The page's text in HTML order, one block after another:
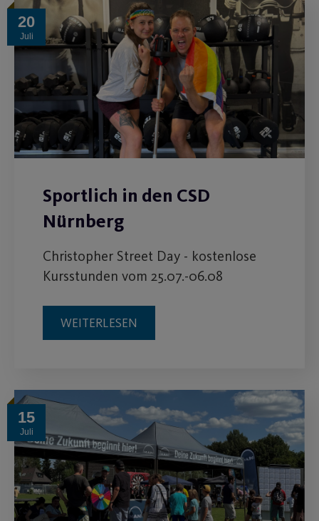
20
Juli
Sportlich in den CSD
Nürnberg
Christopher Street Day - kostenlose
Kursstunden vom 25.07.-06.08
WEITERLESEN
15
Juli